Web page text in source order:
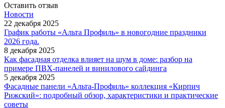
Оставить отзыв
Новости
22 декабря 2025
График работы «Альта Профиль» в новогодние праздники
2026 года.
8 декабря 2025
Как фасадная отделка влияет на шум в доме: разбор на
примере ПВХ-панелей и винилового сайдинга
5 декабря 2025
Фасадные панели «Альта-Профиль» коллекция «Кирпич
Рижский»: подробный обзор, характеристики и практические
советы